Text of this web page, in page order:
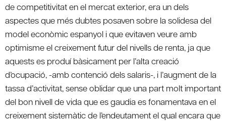
de competitivitat en el mercat exterior, era un dels
aspectes que més dubtes posaven sobre la solidesa del
model econòmic espanyol i que evitaven veure amb
optimisme el creixement futur del nivells de renta, ja que
aquests es produí bàsicament per l’alta creació
d’ocupació, -amb contenció dels salaris-, i l’augment de la
tassa d’activitat, sense oblidar que una part molt important
del bon nivell de vida que es gaudia es fonamentava en el
creixement sistemàtic de l’endeutament el qual encara que